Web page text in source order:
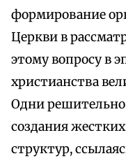
формирование
Церкви в
этому вопросу в
христианства
Одни
создания
структур,